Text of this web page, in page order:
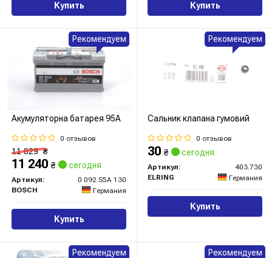
Купить Купить
Акумуляторна батарея 95А
0 отзывов
11 829₴
11 240 ₴ сегодня
Артикул:
0 092 S5A 130
BOSCH
Германия
Купить
Рекомендуем
Сальник клапана гумовий
0 отзывов
30 ₴ сегодня
Артикул:
403.730
ELRING
Германия
Купить
Рекомендуем
Рекомендуем Рекомендуем